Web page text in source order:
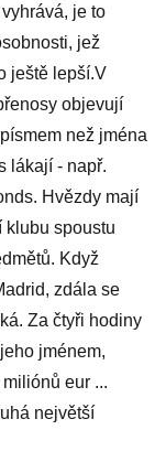
je to
jež
ještě lepší.V
objevují
než jména
lákají - např.
Hvězdy mají
klubu spoustu
Když
zdála se
Za čtyři hodiny
jménem,
eur ...
největší